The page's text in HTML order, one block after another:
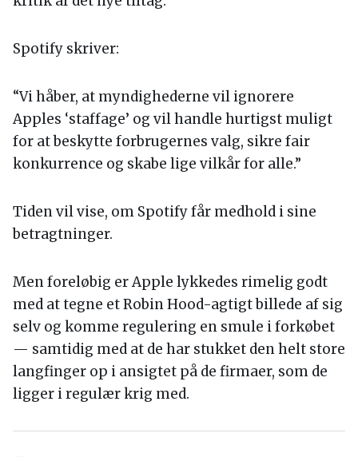
Spotify skriver:
“Vi håber, at myndighederne vil ignorere
Apples ‘staffage’ og vil handle hurtigst muligt
for at beskytte forbrugernes valg, sikre fair
konkurrence og skabe lige vilkår for alle.”
Tiden vil vise, om Spotify får medhold i sine
betragtninger.
Men foreløbig er Apple lykkedes rimelig godt
med at tegne et Robin Hood-agtigt billede af sig
selv og komme regulering en smule i forkøbet
— samtidig med at de har stukket den helt store
langfinger op i ansigtet på de firmaer, som de
ligger i regulær krig med.